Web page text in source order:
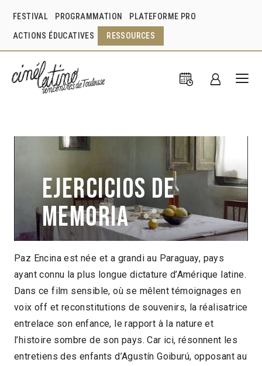
FESTIVAL PROGRAMMATION PLATEFORME PRO
ACTIONS ÉDUCATIVES RESSOURCES
Ejercicios de
memoria
Paz Encina Paraguay 2016
1h10
2020 > Exercices de mémoire
Paz Encina est née et a grandi au Paraguay, pays
ayant connu la plus longue dictature d’Amérique latine.
Dans ce film sensible, où se mêlent témoignages en
voix off et reconstitutions de souvenirs, la réalisatrice
entrelace son enfance, le rapport à la nature et
l’histoire sombre de son pays. Car ici, résonnent les
entretiens des enfants d’Agustín Goiburú, opposant au